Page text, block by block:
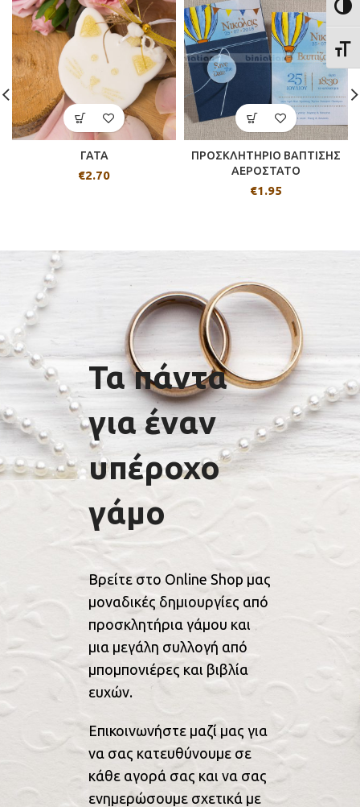
ΓΑΤΑ
€2.70
ΠΡΟΣΚΛΗΤΗΡΙΟ ΒΑΠΤΙΣΗΣ
ΑΕΡΟΣΤΑΤΟ
€1.95
Τα πάντα
για έναν
υπέροχο
γάμο
Βρείτε στο Online Shop μας
μοναδικές δημιουργίες από
προσκλητήρια γάμου και
μια μεγάλη συλλογή από
μπομπονιέρες και βιβλία
ευχών.
Επικοινωνήστε μαζί μας για
να σας κατευθύνουμε σε
κάθε αγορά σας και να σας
ενημερώσουμε σχετικά με